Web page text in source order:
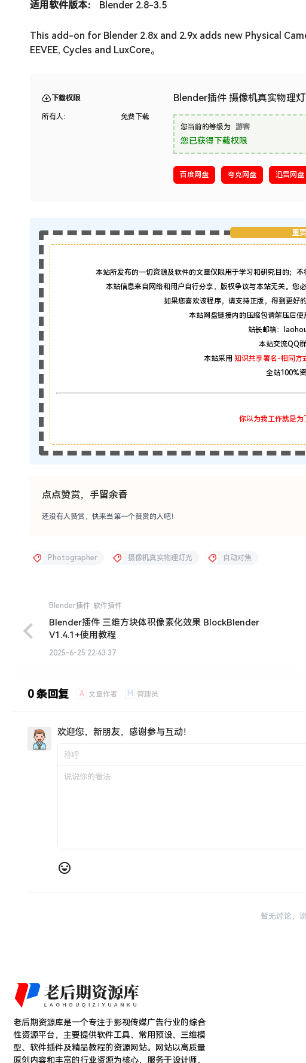
适用软件版本： Blender 2.8-3.5
This add-on for Blender 2.8x and 2.9x adds new Physical
EEVEE, Cycles and LuxCore。
下载权限
所有人： 免费下载
Blender插件 摄像机真实物理
您当前的等级为 游客
您已获得下载权限
百度网盘 夸克网盘 迅雷网盘
重
本站所发布的一切资源及软件的文章仅限用于学习和研究目的；
本站信息来自网络和用户自行分享，版权争议与本站无关。您
如果您喜欢该程序，请支持正版，得到更好
本站网盘链接内的压缩包请解压后使
站长邮箱：
本站交流QQ
本站采用 知识共享署名-相同方
全站100%
你以为我工作就是为
点点赞赏，手留余香
还没有人赞赏，快来当第一个赞赏的人吧！
Photographer 摄像机真实物理灯光 自动对焦
Blender插件 软件插件
Blender插件 三维方块体积像素化效果 BlockBlender
V1.4.1+使用教程
2025-6-25 22:43:37
0 条回复 A 文章作者 M 管理员
欢迎您，新朋友，感谢参与互动！
暂无讨论，
老后期资源库是一个专注于影视传媒广告行业的综合
性资源平台，主要提供软件工具、常用预设、三维模
型、软件插件及精品教程的资源网站。网站以高质量
原创内容和丰富的行业资源为核心，服务于设计师、